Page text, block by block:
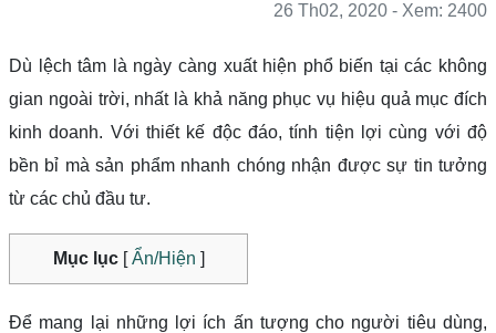
26 Th02, 2020 - Xem: 2400
Dù lệch tâm là ngày càng xuất hiện phổ biến tại các không
gian ngoài trời, nhất là khả năng phục vụ hiệu quả mục đích
kinh doanh. Với thiết kế độc đáo, tính tiện lợi cùng với độ
bền bỉ mà sản phẩm nhanh chóng nhận được sự tin tưởng
từ các chủ đầu tư.
Mục lục[Ẩn/Hiện ]
Để mang lại những lợi ích ấn tượng cho người tiêu dùng,